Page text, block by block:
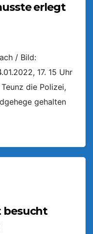
erlegt
/ Bild:
17. 15 Uhr
die Polizei,
gehalten
besucht